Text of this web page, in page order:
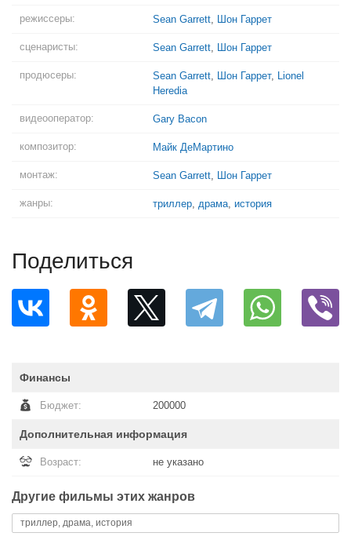
режиссеры: Sean Garrett, Шон Гаррет
сценаристы: Sean Garrett, Шон Гаррет
продюсеры: Sean Garrett, Шон Гаррет, Lionel
Heredia
видеооператор: Gary Bacon
композитор: Майк ДеМартино
монтаж: Sean Garrett, Шон Гаррет
жанры: триллер, драма, история
Поделиться
Финансы
Бюджет: 200000
Дополнительная информация
Возраст: не указано
Другие фильмы этих жанров
триллер, драма, история